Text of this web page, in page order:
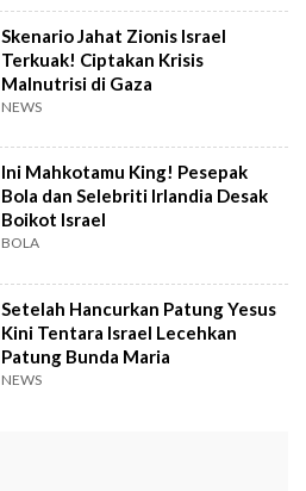
Skenario Jahat Zionis Israel
Terkuak! Ciptakan Krisis
Malnutrisi di Gaza
NEWS
Ini Mahkotamu King! Pesepak
Bola dan Selebriti Irlandia Desak
Boikot Israel
BOLA
Setelah Hancurkan Patung Yesus
Kini Tentara Israel Lecehkan
Patung Bunda Maria
NEWS